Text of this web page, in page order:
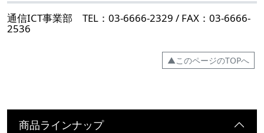
通信ICT事業部 TEL：03-6666-2329 / FAX：03-6666-
2536
▲このページのTOPへ
商品ラインナップ